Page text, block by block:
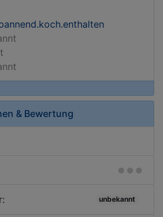
& Bewertung
unbekannt